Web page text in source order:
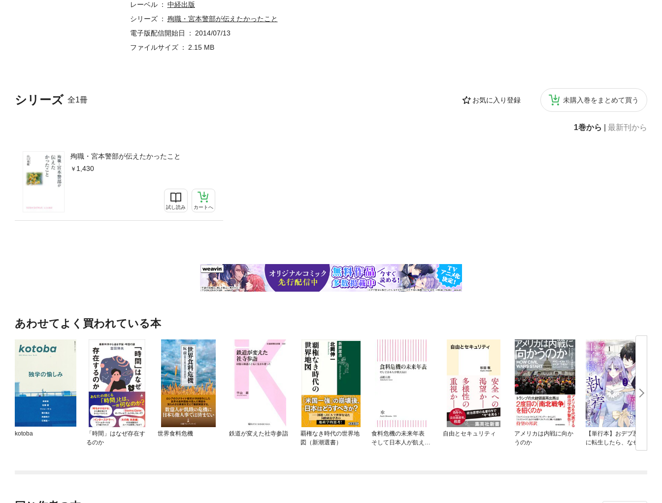
シリーズ 全1冊 お気に入り登録 未購入巻をまとめて買う
1巻から 最新刊から
殉職・宮本警部が伝えたかったこと
1,430
試し読み カートへ
レーベル
中経出版
シリーズ
殉職・宮本警部が伝えたかったこと
電子版配信開始日
2014/07/13
ファイルサイズ
2.15 MB
あわせてよく買われている本
kotoba
「時間」はなぜ存在す
るのか
世界食料危機 鉄道が変えた社寺参詣
覇権なき時代の世界地
図（新潮選書）
食料危機の未来年表
そして日本人が飢える
自由とセキュリティ
アメリカは内戦に向か
うのか
【単行本】おデブ悪女
に転生したら、なぜか
ラスボス王子様に執着